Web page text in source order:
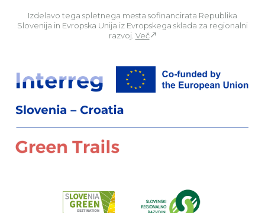
Izdelavo tega spletnega mesta sofinancirata Republika
Slovenija in Evropska Unija iz Evropskega sklada za regionalni
razvoj. Več